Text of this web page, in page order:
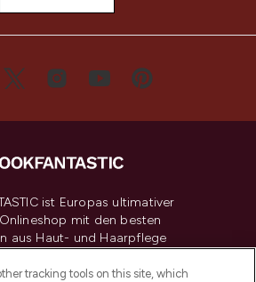
ist Europas ultimativer
mit den besten
aus Haut- und Haarpflege
Marken. Shoppe online
tracking tools on this site, which